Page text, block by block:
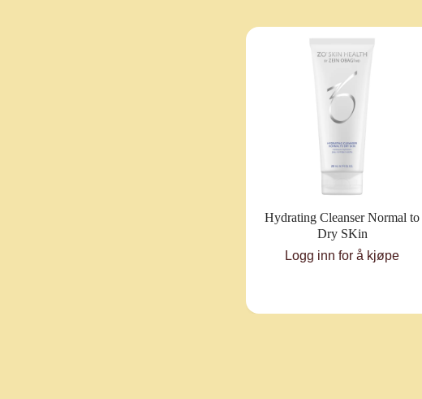
Hydrating Cleanser Normal to
Dry SKin
Logg inn for å kjøpe